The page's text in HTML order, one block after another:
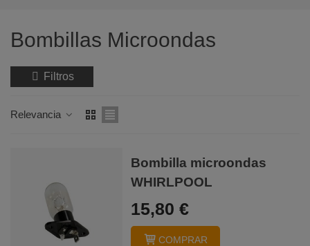
Bombillas Microondas
Filtros
Relevancia
Bombilla microondas
WHIRLPOOL
15,80 €
COMPRAR